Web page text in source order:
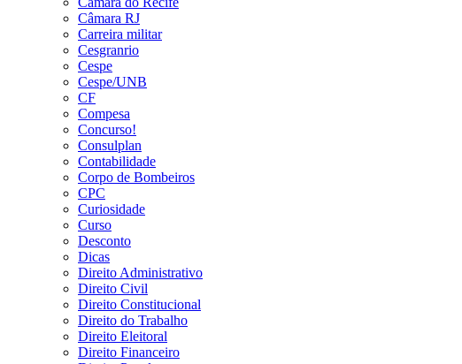
Câmara RJ
Carreira militar
Cesgranrio
Cespe
Cespe/UNB
CF
Compesa
Concurso!
Consulplan
Contabilidade
Corpo de Bombeiros
CPC
Curiosidade
Curso
Desconto
Dicas
Direito Administrativo
Direito Civil
Direito Constitucional
Direito do Trabalho
Direito Eleitoral
Direito Financeiro